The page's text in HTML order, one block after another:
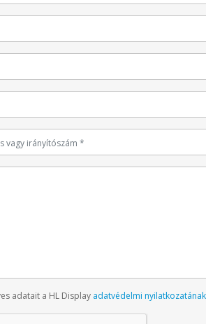
adatait a HL Display adatvédelmi nyilatkozatának